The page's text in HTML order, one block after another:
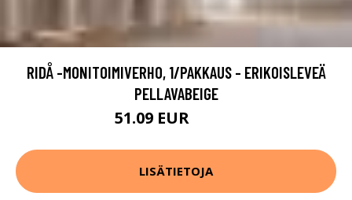
RIDÅ -MONITOIMIVERHO, 1/PAKKAUS - ERIKOISLEVEÄ
PELLAVABEIGE
51.09 EUR
LISÄTIETOJA